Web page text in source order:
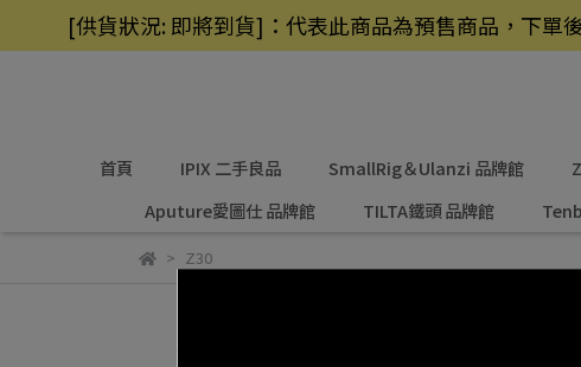
[供貨狀況: 即將到貨]：代表此商品為預售商品，下單
首頁 IPIX 二手良品 SmallRig＆Ulanzi 品牌館
Aputure愛圖仕 品牌館
TILTA鐵頭 品牌館
Z30